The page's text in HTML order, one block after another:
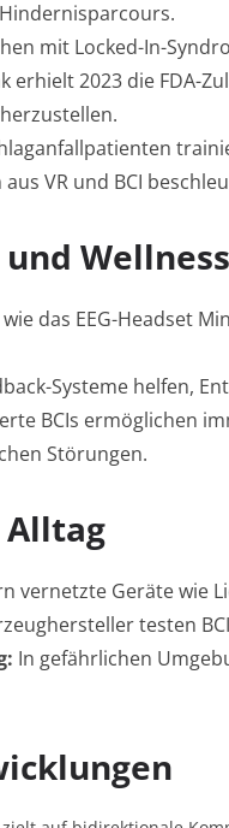
.
mit Locked-In-
erhielt 2023 die FDA-
.
VR und BCI
Wellness
das EEG-Headset
Systeme helfen,
BCIs ermöglichen
Störungen.
vernetzte Geräte wie
testen
In gefährlichen